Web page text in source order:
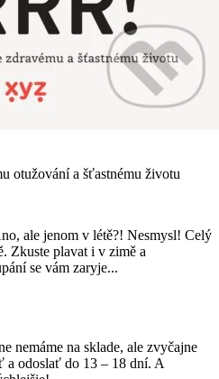
otužování a šťastnému životu
ale jenom v létě?! Nesmysl! Celý
Zkuste plavat i v zimě a
se vám zaryje...
nemáme na sklade, ale zvyčajne
a odoslať do 13 – 18 dní. A